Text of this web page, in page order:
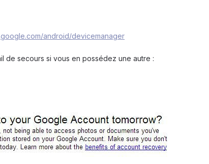
android/devicemanager
de secours si vous en possédez une autre :